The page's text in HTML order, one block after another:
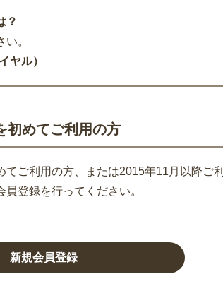
？
い。
ヤル）
初めてご利用の方
てご利用の方、または2015年11月以降ご利
登録を行ってください。